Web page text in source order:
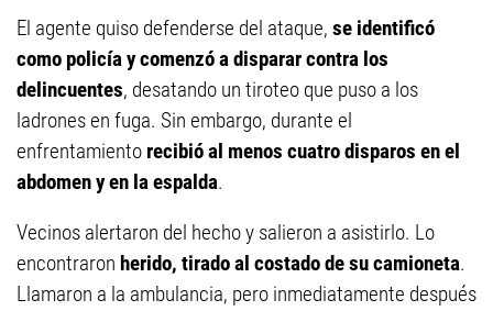
El agente quiso defenderse del ataque, se identificó
como policía y comenzó a disparar contra los
delincuentes, desatando un tiroteo que puso a los
ladrones en fuga. Sin embargo, durante el
enfrentamiento recibió al menos cuatro disparos en el
abdomen y en la espalda.
Vecinos alertaron del hecho y salieron a asistirlo. Lo
encontraron herido, tirado al costado de su camioneta.
Llamaron a la ambulancia, pero inmediatamente después